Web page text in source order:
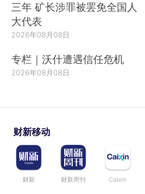
三年 矿长涉罪被罢免全国人
大代表
2026年08月08日
专栏｜沃什遭遇信任危机
2026年08月08日
财新移动
财新 财新周刊 Caixin